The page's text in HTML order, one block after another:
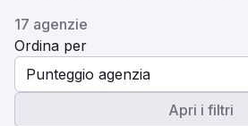
17 agenzie
Ordina per
Punteggio agenzia
Apri i filtri